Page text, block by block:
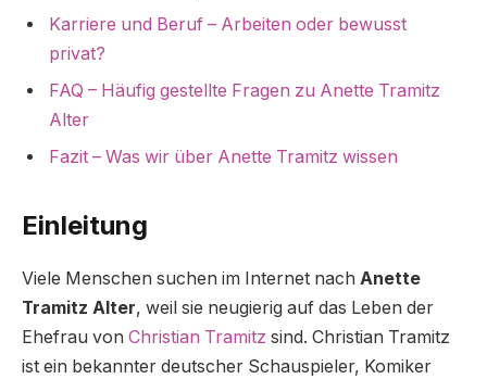
Karriere und Beruf – Arbeiten oder bewusst
privat?
FAQ – Häufig gestellte Fragen zu Anette Tramitz
Alter
Fazit – Was wir über Anette Tramitz wissen
Einleitung
Viele Menschen suchen im Internet nach Anette
Tramitz Alter, weil sie neugierig auf das Leben der
Ehefrau von Christian Tramitz sind. Christian Tramitz
ist ein bekannter deutscher Schauspieler, Komiker